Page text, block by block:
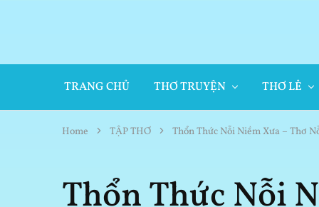
TRANG CHỦ THƠ TRUYỆN THƠ LẺ
Home TẬP THƠ Thổn Thức Nỗi Niềm Xưa – Thơ
Thổn Thức Nỗi